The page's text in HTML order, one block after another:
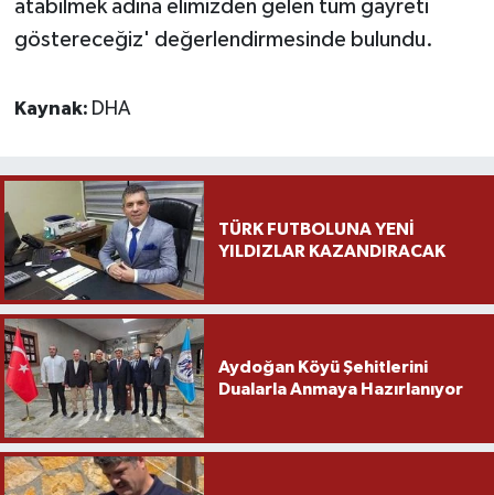
atabilmek adına elimizden gelen tüm gayreti
göstereceğiz' değerlendirmesinde bulundu.
Kaynak: DHA
TÜRK FUTBOLUNA YENİ
YILDIZLAR KAZANDIRACAK
Aydoğan Köyü Şehitlerini
Dualarla Anmaya Hazırlanıyor